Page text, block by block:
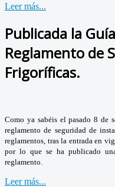
Leer más...
Publicada la
Reglamento de
Frigoríficas.
Como ya sabéis el pasado 8 de
reglamento de seguridad de
reglamentos, tras la entrada en
por lo que se ha publicado
reglamento.
Leer más...